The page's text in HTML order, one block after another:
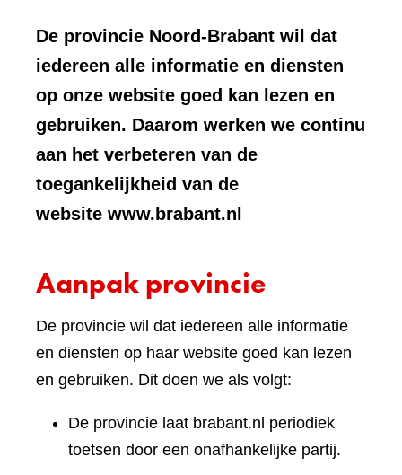
De provincie Noord-Brabant wil dat
iedereen alle informatie en diensten
op onze website goed kan lezen en
gebruiken. Daarom werken we continu
aan het verbeteren van de
toegankelijkheid van de
website www.brabant.nl
Aanpak provincie
De provincie wil dat iedereen alle informatie
en diensten op haar website goed kan lezen
en gebruiken. Dit doen we als volgt:
De provincie laat brabant.nl periodiek
toetsen door een onafhankelijke partij.